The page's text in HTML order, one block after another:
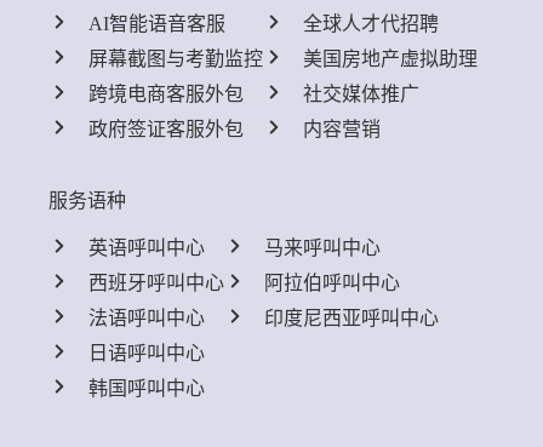
AI智能语音客服
屏幕截图与考勤监控
跨境电商客服外包
政府签证客服外包
全球人才代招聘
美国房地产虚拟助理
社交媒体推广
内容营销
服务语种
英语呼叫中心
西班牙呼叫中心
法语呼叫中心
日语呼叫中心
韩国呼叫中心
马来呼叫中心
阿拉伯呼叫中心
印度尼西亚呼叫中心